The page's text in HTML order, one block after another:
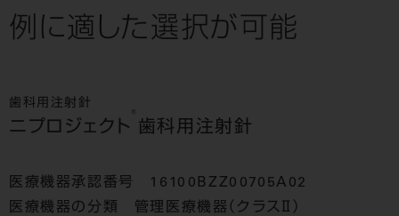
例に適した選択が可能
歯科用注射針
ニプロジェクト
®
歯科用注射針
医療機器承認番号 16100BZZ00705A02
医療機器の分類 管理医療機器（クラスⅡ）